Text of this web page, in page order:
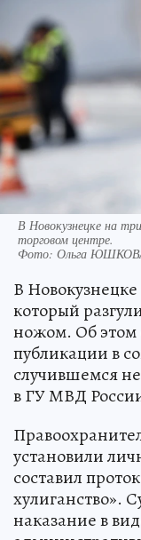
В Новокузнецке на
торговом центре.
Фото: Ольга
В
который
ножом. Об этом
публикации в
случившемся
в ГУ МВД
установили
составил
хулиганство».
наказание в